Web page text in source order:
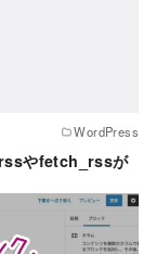
WordPress
やfetch_rssが